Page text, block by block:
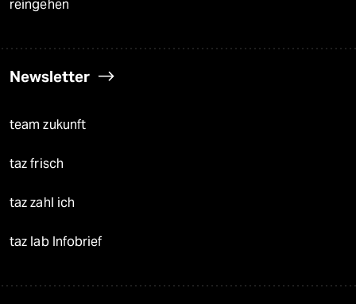
reingehen
Newsletter
team zukunft
taz frisch
taz zahl ich
taz lab Infobrief